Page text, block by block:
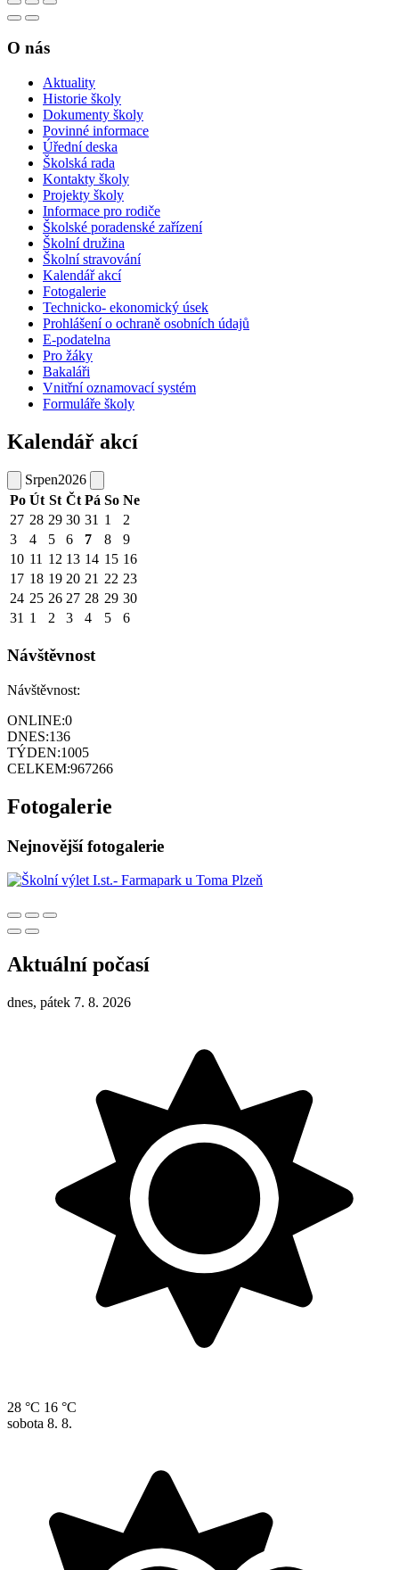
O nás
Aktuality
Historie školy
Dokumenty školy
Povinné informace
Úřední deska
Školská rada
Kontakty školy
Projekty školy
Informace pro rodiče
Školské poradenské zařízení
Školní družina
Školní stravování
Kalendář akcí
Fotogalerie
Technicko- ekonomický úsek
Prohlášení o ochraně osobních údajů
E-podatelna
Pro žáky
Bakaláři
Vnitřní oznamovací systém
Formuláře školy
Kalendář akcí
Srpen2026
Po Út St Čt Pá So Ne
27 28 29 30 31 1
2
3
4 5 6 7 8
9
10 11 12 13 14 15 16
17 18 19 20 21 22 23
24 25 26 27 28 29 30
31 1 2 3 4 5 6
Návštěvnost
Návštěvnost:
ONLINE:0
DNES:136
TÝDEN:1005
CELKEM:967266
Fotogalerie
Nejnovější fotogalerie
Aktuální počasí
dnes, pátek 7. 8. 2026
28 °C 16 °C
sobota 8. 8.